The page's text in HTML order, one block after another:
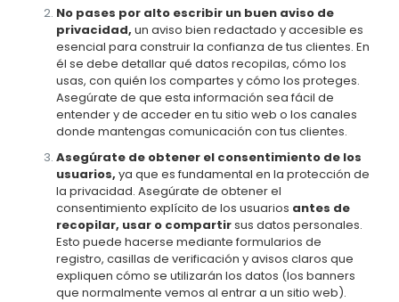
No pases por alto escribir un buen aviso de
privacidad, un aviso bien redactado y accesible es
esencial para construir la confianza de tus clientes. En
él se debe detallar qué datos recopilas, cómo los
usas, con quién los compartes y cómo los proteges.
Asegúrate de que esta información sea fácil de
entender y de acceder en tu sitio web o los canales
donde mantengas comunicación con tus clientes.
Asegúrate de obtener el consentimiento de los
usuarios, ya que es fundamental en la protección de
la privacidad. Asegúrate de obtener el
consentimiento explícito de los usuarios antes de
recopilar, usar o compartirsus datos personales.
Esto puede hacerse mediante formularios de
registro, casillas de verificación y avisos claros que
expliquen cómo se utilizarán los datos (los banners
que normalmente vemos al entrar a un sitio web).